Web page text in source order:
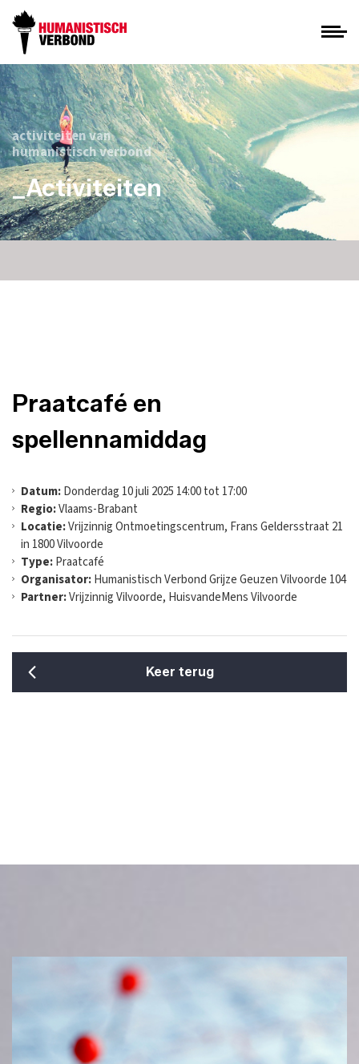
activiteiten van
humanistisch verbond
_Activiteiten
Praatcafé en
spellennamiddag
Datum:Donderdag 10 juli 2025 14:00 tot 17:00
Regio:Vlaams-Brabant
Locatie:Vrijzinnig Ontmoetingscentrum, Frans Geldersstraat 21
in 1800 Vilvoorde
Type:Praatcafé
Organisator:Humanistisch Verbond Grijze Geuzen Vilvoorde 104
Partner:Vrijzinnig Vilvoorde, HuisvandeMens Vilvoorde
Keer terug